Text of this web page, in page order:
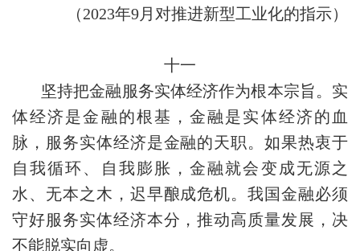
（2023年9月对推进新型工业化的指示）
十一
坚持把金融服务实体经济作为根本宗旨。实
体经济是金融的根基，金融是实体经济的血
脉，服务实体经济是金融的天职。如果热衷于
自我循环、自我膨胀，金融就会变成无源之
水、无本之木，迟早酿成危机。我国金融必须
守好服务实体经济本分，推动高质量发展，决
不能脱实向虚。